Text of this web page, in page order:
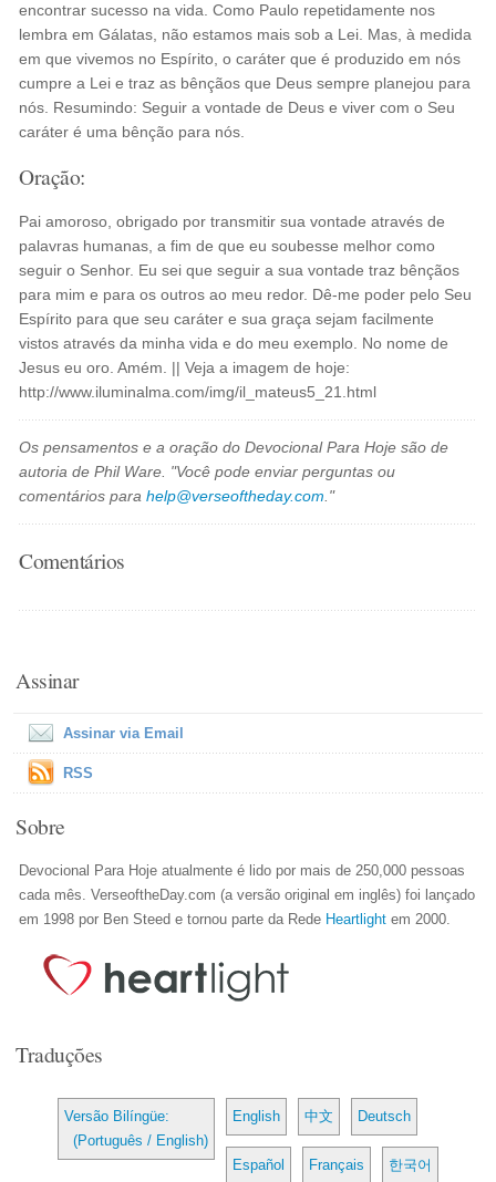
encontrar sucesso na vida. Como Paulo repetidamente nos
lembra em Gálatas, não estamos mais sob a Lei. Mas, à medida
em que vivemos no Espírito, o caráter que é produzido em nós
cumpre a Lei e traz as bênçãos que Deus sempre planejou para
nós. Resumindo: Seguir a vontade de Deus e viver com o Seu
caráter é uma bênção para nós.
Oração:
Pai amoroso, obrigado por transmitir sua vontade através de
palavras humanas, a fim de que eu soubesse melhor como
seguir o Senhor. Eu sei que seguir a sua vontade traz bênçãos
para mim e para os outros ao meu redor. Dê-me poder pelo Seu
Espírito para que seu caráter e sua graça sejam facilmente
vistos através da minha vida e do meu exemplo. No nome de
Jesus eu oro. Amém. || Veja a imagem de hoje:
http://www.iluminalma.com/img/il_mateus5_21.html
Os pensamentos e a oração do Devocional Para Hoje são de
autoria de Phil Ware. "Você pode enviar perguntas ou
comentários parahelp@verseoftheday.com ."
Comentários
Assinar
Assinar via Email
RSS
Sobre
Devocional Para Hoje atualmente é lido por mais de 250,000 pessoas
cada mês. VerseoftheDay.com (a versão original em inglês) foi lançado
em 1998 por Ben Steed e tornou parte da Rede Heartlight em 2000.
Traduções
Versão Bilíngüe:
(Português / English)
English 中文 Deutsch
Español Français 한국어